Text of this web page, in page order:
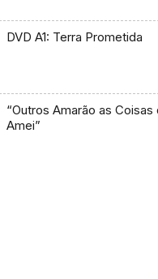
DVD A1: Terra Prometida
“Outros Amarão as Coisas
Amei”